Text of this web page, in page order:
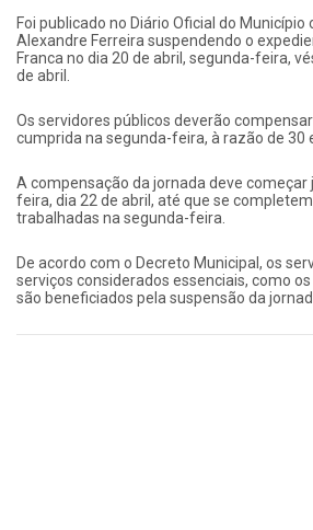
Foi publicado no Diário Oficial do
Alexandre Ferreira suspendendo o
Franca no dia 20 de abril, segunda-feira,
de abril.
Os servidores públicos deverão
cumprida na segunda-feira, à razão de 30
A compensação da jornada deve começar
feira, dia 22 de abril, até que se
trabalhadas na segunda-feira.
De acordo com o Decreto Municipal, os
serviços considerados essenciais, como
são beneficiados pela suspensão da